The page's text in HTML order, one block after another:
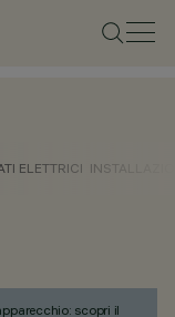
ELETTRICI
scopri il